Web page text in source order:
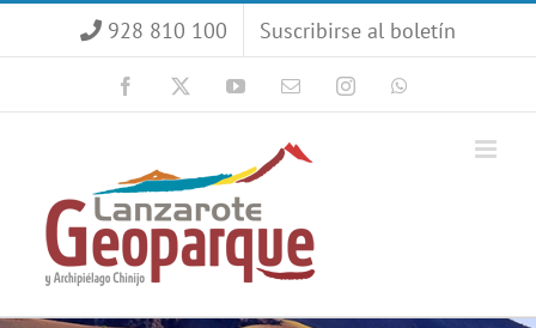
928 810 100 Suscribirse al boletín
Facebook YouTubeCorreoInstagram